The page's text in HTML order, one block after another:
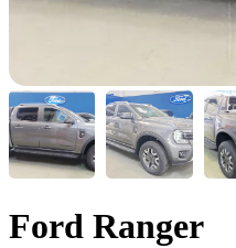
Ford Ranger